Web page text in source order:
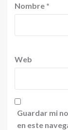
Nombre *
Web
Guardar mi
en este